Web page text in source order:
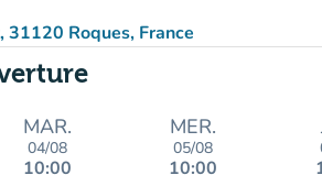
Roques, France
(ouvrir dans Google Maps)
(nouvel onglet)
MAR.
04/08
10:00
MER.
05/08
10:00